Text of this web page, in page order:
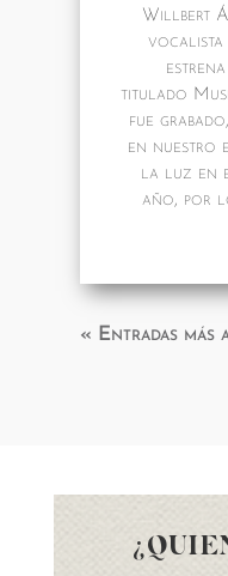
Willbert
vocalista
titulado
fue
en nuestro
la luz en
año, por
« Entradas más